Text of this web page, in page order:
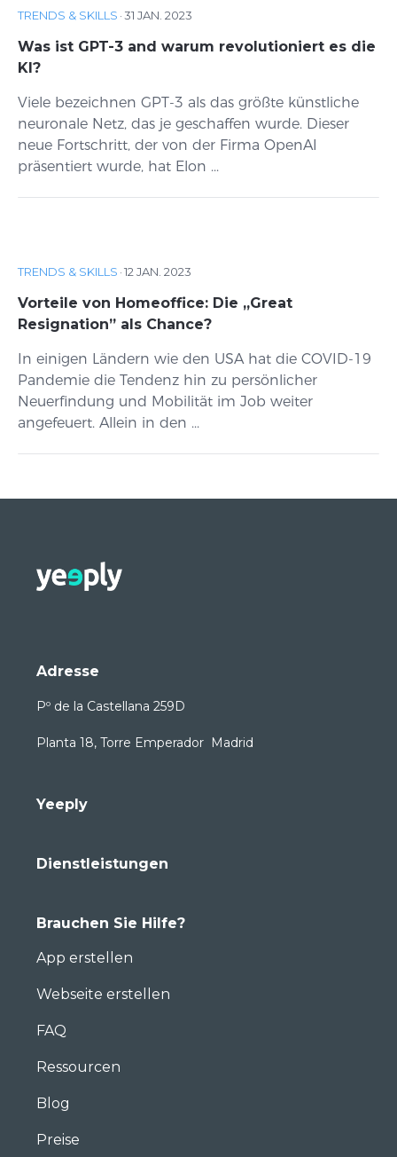
TRENDS & SKILLS ·31 JAN. 2023
Was ist GPT-3 and warum revolutioniert es die
KI?
Viele bezeichnen GPT-3 als das größte künstliche
neuronale Netz, das je geschaffen wurde. Dieser
neue Fortschritt, der von der Firma OpenAI
präsentiert wurde, hat Elon ...
TRENDS & SKILLS ·12 JAN. 2023
Vorteile von Homeoffice: Die „Great
Resignation” als Chance?
In einigen Ländern wie den USA hat die COVID-19
Pandemie die Tendenz hin zu persönlicher
Neuerfindung und Mobilität im Job weiter
angefeuert. Allein in den ...
Adresse
Pº de la Castellana 259D
Planta 18, Torre Emperador Madrid
Yeeply
Dienstleistungen
Brauchen Sie Hilfe?
App erstellen
Webseite erstellen
FAQ
Ressourcen
Blog
Preise